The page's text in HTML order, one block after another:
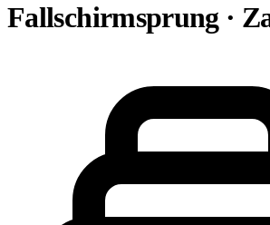
Fallschirmsprung ·